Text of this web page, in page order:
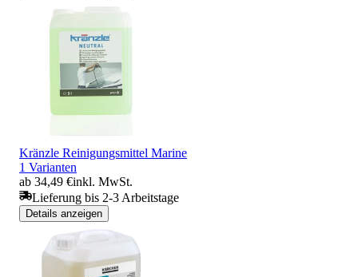
Kränzle Reinigungsmittel Marine
1 Varianten
ab 34,49 €inkl. MwSt.
Lieferung bis 2-3 Arbeitstage
Details anzeigen